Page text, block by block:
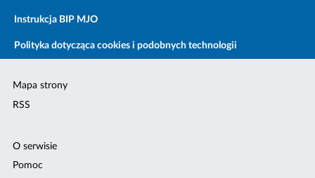
Instrukcja BIP MJO
Polityka dotycząca cookies i podobnych technologii
Mapa strony
RSS
O serwisie
Pomoc